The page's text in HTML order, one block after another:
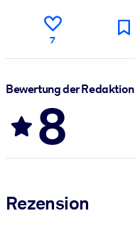
7
Bewertung der Redaktion
8
Rezension